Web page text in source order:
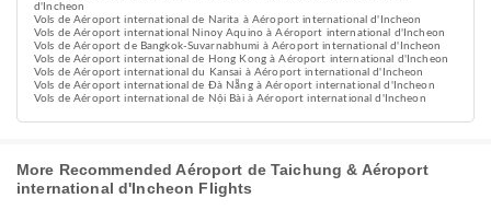
d'Incheon
Vols de Aéroport international de Narita à Aéroport international d'Incheon
Vols de Aéroport international Ninoy Aquino à Aéroport international d'Incheon
Vols de Aéroport de Bangkok-Suvarnabhumi à Aéroport international d'Incheon
Vols de Aéroport international de Hong Kong à Aéroport international d'Incheon
Vols de Aéroport international du Kansai à Aéroport international d'Incheon
Vols de Aéroport international de Đà Nẵng à Aéroport international d'Incheon
Vols de Aéroport international de Nội Bài à Aéroport international d'Incheon
More Recommended Aéroport de Taichung & Aéroport
international d'Incheon Flights